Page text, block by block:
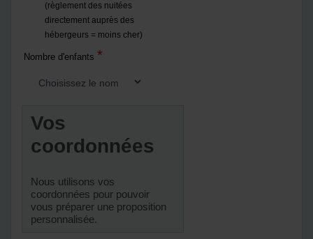
(règlement des nuitées
directement auprès des
hébergeurs = moins cher)
Nombre d'enfants *
Vos
coordonnées
Nous utilisons vos
coordonnées pour pouvoir
vous préparer une proposition
personnalisée.